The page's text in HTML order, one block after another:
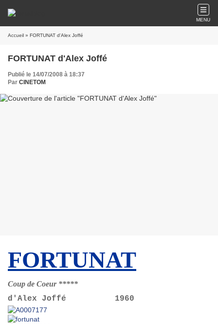
MENU
Accueil » FORTUNAT d'Alex Joffé
FORTUNAT d'Alex Joffé
Publié le 14/07/2008 à 18:37
Par CINETOM
FORTUNAT
Coup de Coeur *****
d'Alex Joffé 1960